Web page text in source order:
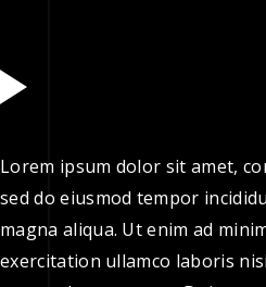
Lorem ipsum dolor sit amet,
sed do eiusmod tempor
magna aliqua. Ut enim ad
exercitation ullamco laboris